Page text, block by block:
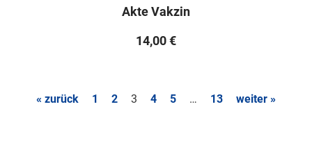
Akte Vakzin
14,00 €
« zurück 1 2 3 4 5 … 13 weiter »